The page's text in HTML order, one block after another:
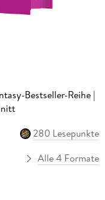
Bestseller-Reihe |
280 Lesepunkte
Alle 4 Formate